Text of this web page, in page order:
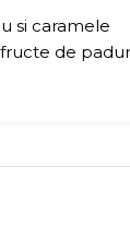
si caramele
fructe de